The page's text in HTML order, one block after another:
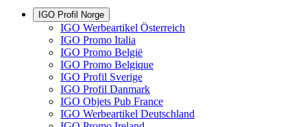
IGO Profil Norge
IGO Werbeartikel Österreich
IGO Promo Italia
IGO Promo België
IGO Promo Belgique
IGO Profil Sverige
IGO Profil Danmark
IGO Objets Pub France
IGO Werbeartikel Deutschland